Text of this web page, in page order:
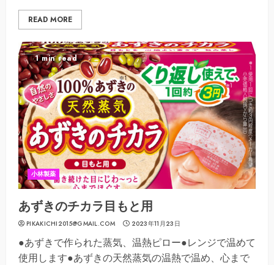
READ MORE
1 min read
小林製薬
あずきのチカラ目もと用
PIKAKICHI2015@GMAIL.COM 2023年11月23日
●あずきで作られた蒸気、温熱ピロー●レンジで温めて
使用します●あずきの天然蒸気の温熱で温め、心まで